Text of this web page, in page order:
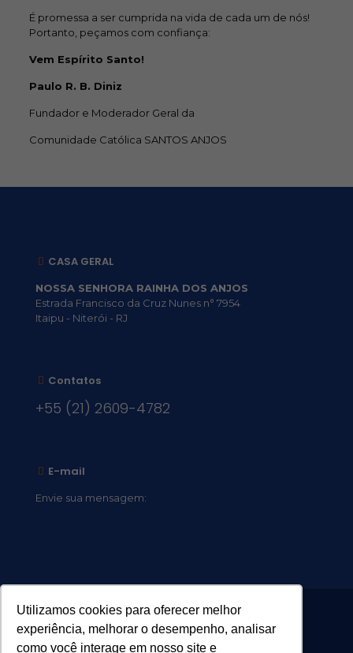
Utilizamos cookies para oferecer melhor
experiência, melhorar o desempenho, analisar
como você interage em nosso site e
É promessa a ser cumprida na vida de cada um de nós!
Portanto, peçamos com confiança:
Vem Espírito Santo!
Paulo R. B. Diniz
Fundador e Moderador Geral da
Comunidade Católica SANTOS ANJOS
CASA GERAL
NOSSA SENHORA RAINHA DOS ANJOS
Estrada Francisco da Cruz Nunes n° 7954
Itaipu - Niterói - RJ
Contatos
+55 (21) 2609-4782
E-mail
Envie sua mensagem: